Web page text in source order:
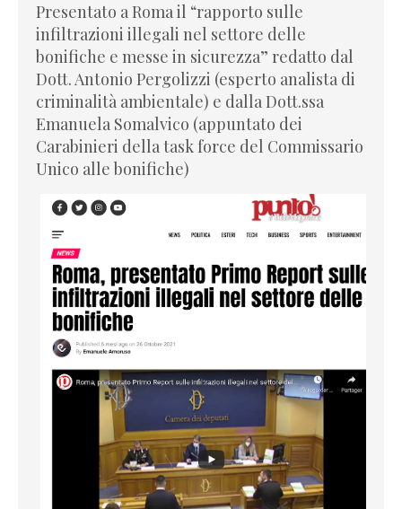
Presentato a Roma il “rapporto sulle
infiltrazioni illegali nel settore delle
bonifiche e messe in sicurezza” redatto dal
Dott. Antonio Pergolizzi (esperto analista di
criminalità ambientale) e dalla Dott.ssa
Emanuela Somalvico (appuntato dei
Carabinieri della task force del Commissario
Unico alle bonifiche)